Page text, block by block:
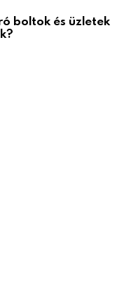
boltok és üzletek